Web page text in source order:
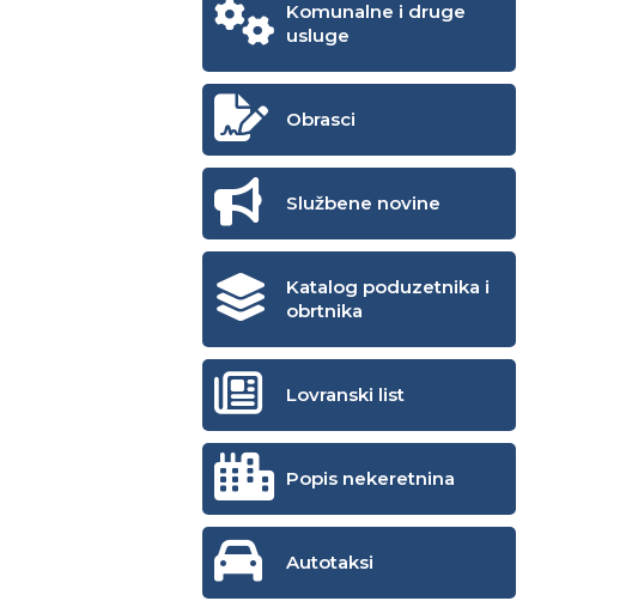
Komunalne i druge
usluge
Obrasci
Službene novine
Katalog poduzetnika i
obrtnika
Lovranski list
Popis nekeretnina
Autotaksi